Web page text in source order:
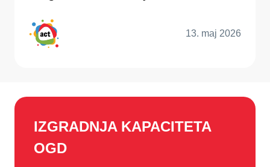
13. maj 2026
IZGRADNJA KAPACITETA
OGD